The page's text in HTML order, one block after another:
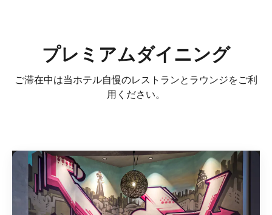
プレミアムダイニング
ご滞在中は当ホテル自慢のレストランとラウンジをご利
用ください。